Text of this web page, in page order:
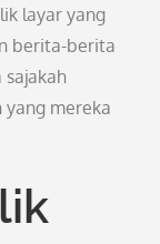
layar yang
berita-berita
yang mereka